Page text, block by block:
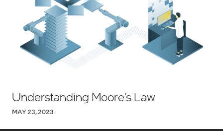
Understanding Moore’s Law
MAY 23, 2023